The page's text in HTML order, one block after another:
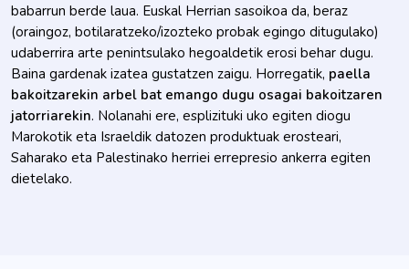
babarrun berde laua. Euskal Herrian sasoikoa da, beraz
(oraingoz, botilaratzeko/izozteko probak egingo ditugulako)
udaberrira arte penintsulako hegoaldetik erosi behar dugu.
Baina gardenak izatea gustatzen zaigu. Horregatik, paella
bakoitzarekin arbel bat emango dugu osagai bakoitzaren
jatorriarekin. Nolanahi ere, esplizituki uko egiten diogu
Marokotik eta Israeldik datozen produktuak erosteari,
Saharako eta Palestinako herriei errepresio ankerra egiten
dietelako.